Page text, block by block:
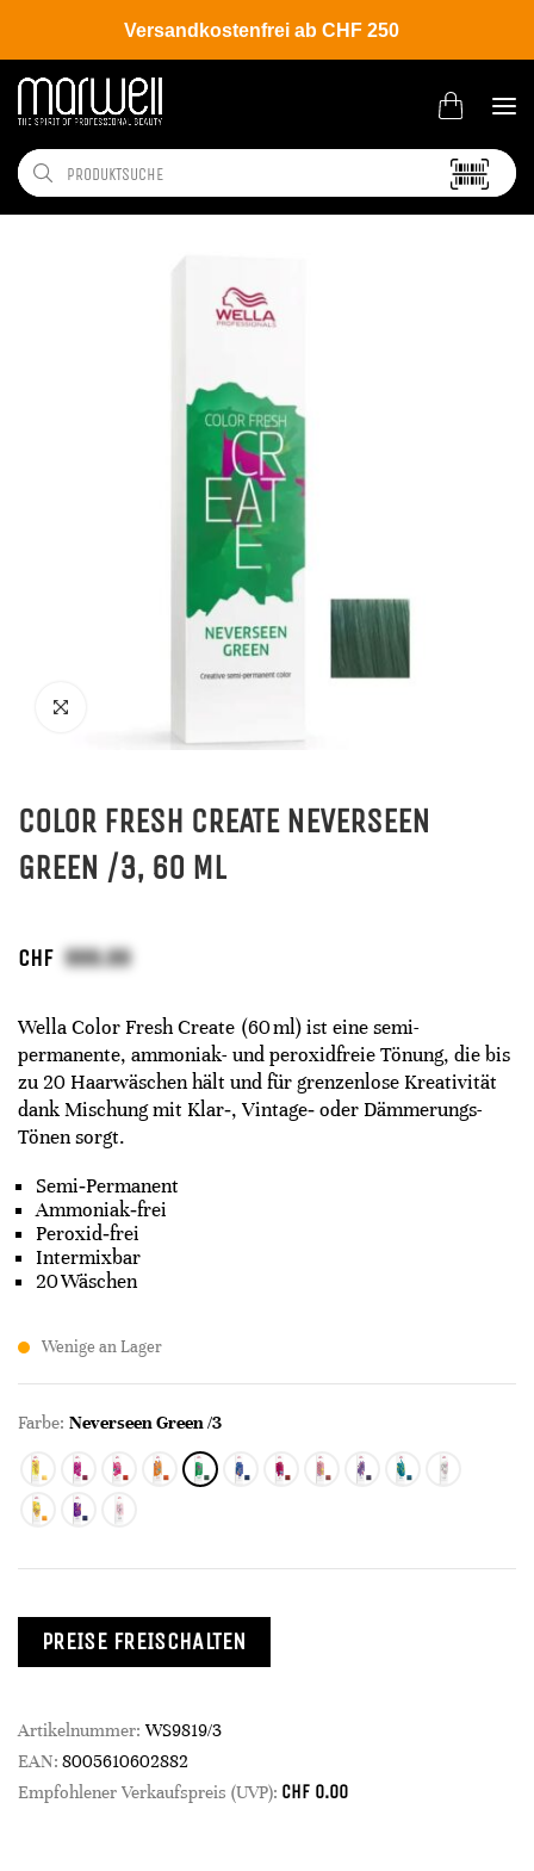
Versandkostenfrei ab CHF 250
Shop Brands Wella
COLOR FRESH CREATE NEVERSEEN
GREEN /3, 60 ML
CHF
Wella Color Fresh Create (60 ml) ist eine semi-
permanente, ammoniak- und peroxidfreie Tönung, die bis
zu 20 Haarwäschen hält und für grenzenlose Kreativität
dank Mischung mit Klar‑, Vintage‑ oder Dämmerungs-
Tönen sorgt.
Semi‑Permanent
Ammoniak‑frei
Peroxid‑frei
Intermixbar
20 Wäschen
Wenige an Lager
Farbe: Neverseen Green /3
PREISE FREISCHALTEN
Artikelnummer: WS9819/3
EAN: 8005610602882
Empfohlener Verkaufspreis (UVP): CHF 0.00